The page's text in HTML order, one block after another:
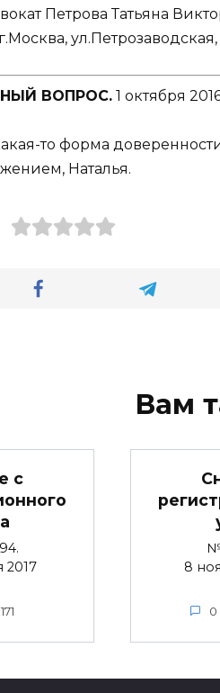
Петрова Татьяна
ул.Петрозаводская,
ВОПРОС. 1 октября
то форма
Наталья.
Вам
с
2017
171
№
8
0